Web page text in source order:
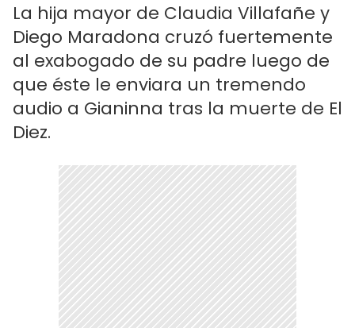
La hija mayor de Claudia Villafañe y
Diego Maradona cruzó fuertemente
al exabogado de su padre luego de
que éste le enviara un tremendo
audio a Gianinna tras la muerte de El
Diez.